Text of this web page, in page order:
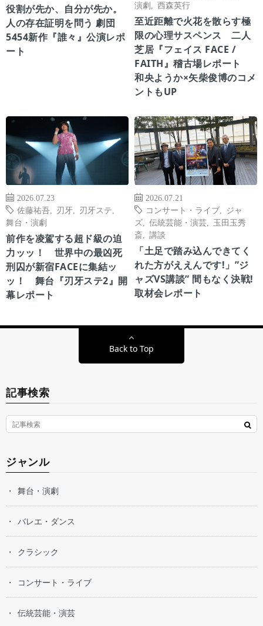
役割が先か、自分が先か。
人の存在証明を問う 劇団
5454新作『誰々』公演レポ
ート
演劇
西森英行
至近距離で火花を散らす極
限の心理サスペンス 二人
芝居『フェイス FACE /
FAITH』稽古場レポート
和央ようか×矢柴俊博のコメ
ントもUP
2026.07.23
佐藤祐吾
刃牙 刃牙ステ
舞台・演劇
前作を凌駕する超ド級の迫
力ッッ！ 世界中の最凶死
刑囚が新宿FACEに集結ッ
ッ！ 舞台『刃牙ステ2』開
幕レポート
2026.07.21
コンサート・ライブ
ジャ
ズ
伝統芸能・演芸
玉田玉秀
斎
講談
「土足で踏み込んできてく
れた方がええんです!」”ジ
ャズVS講談” 間もなく決戦!
取材会レポート
Back to Top
記事検索
ジャンル
舞台・演劇
バレエ・ダンス
クラシック
コンサート・ライブ
伝統芸能・演芸